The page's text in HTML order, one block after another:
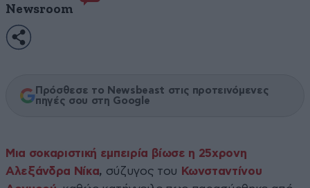
Newsroom
Πρόσθεσε το Newsbeast στις προτεινόμενες
πηγές σου στη Google
Μια σοκαριστική εμπειρία βίωσε η 25χρονη
Αλεξάνδρα Νίκα, σύζυγος του Κωνσταντίνου